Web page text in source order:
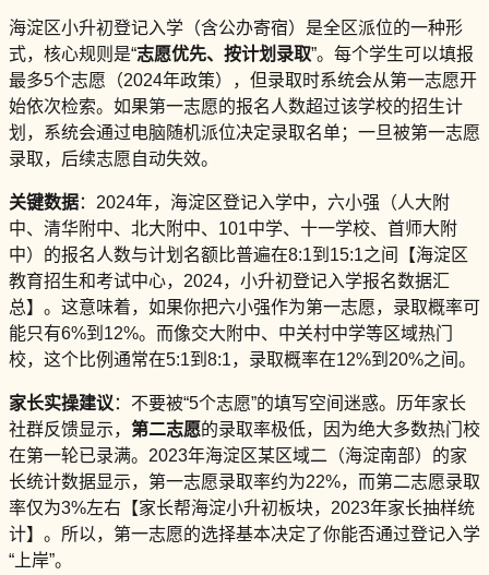
海淀区小升初登记入学（含公办寄宿）是全区派位的一种形
式，核心规则是“志愿优先、按计划录取”。每个学生可以填报
最多5个志愿（2024年政策），但录取时系统会从第一志愿开
始依次检索。如果第一志愿的报名人数超过该学校的招生计
划，系统会通过电脑随机派位决定录取名单；一旦被第一志愿
录取，后续志愿自动失效。
关键数据：2024年，海淀区登记入学中，六小强（人大附
中、清华附中、北大附中、101中学、十一学校、首师大附
中）的报名人数与计划名额比普遍在8:1到15:1之间【海淀区
教育招生和考试中心，2024，小升初登记入学报名数据汇
总】。这意味着，如果你把六小强作为第一志愿，录取概率可
能只有6%到12%。而像交大附中、中关村中学等区域热门
校，这个比例通常在5:1到8:1，录取概率在12%到20%之间。
家长实操建议 ：不要被“5个志愿”的填写空间迷惑。历年家长
社群反馈显示， 第二志愿的录取率极低，因为绝大多数热门校
在第一轮已录满。2023年海淀区某区域二（海淀南部）的家
长统计数据显示，第一志愿录取率约为22%，而第二志愿录取
率仅为3%左右【家长帮海淀小升初板块，2023年家长抽样统
计】。所以，第一志愿的选择基本决定了你能否通过登记入学
“上岸”。